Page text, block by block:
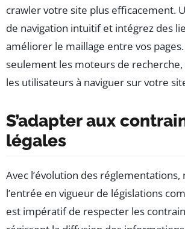
crawler votre site plus efficacement.
de navigation intuitif et intégrez des
améliorer le maillage entre vos
seulement les moteurs de
les utilisateurs à naviguer sur votre
S’adapter aux
légales
Avec l’évolution des
l’entrée en vigueur de législations
est impératif de respecter les